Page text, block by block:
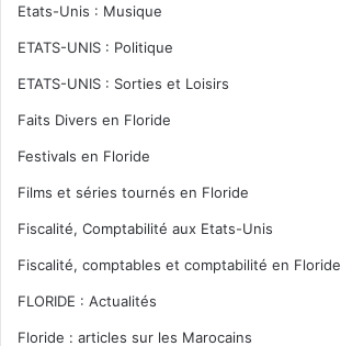
Etats-Unis : Musique
ETATS-UNIS : Politique
ETATS-UNIS : Sorties et Loisirs
Faits Divers en Floride
Festivals en Floride
Films et séries tournés en Floride
Fiscalité, Comptabilité aux Etats-Unis
Fiscalité, comptables et comptabilité en Floride
FLORIDE : Actualités
Floride : articles sur les Marocains